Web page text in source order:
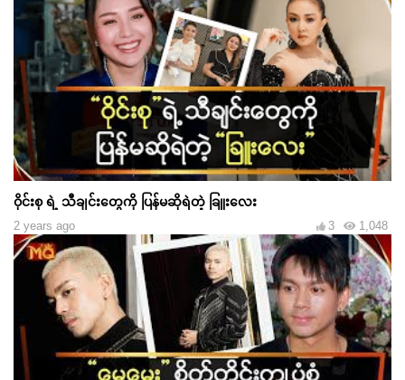
ဝိုင်းစု ရဲ့ သီချင်းတွေကို ပြန်မဆိုရဲတဲ့ ခြူးလေး
2 years ago 1,048
3